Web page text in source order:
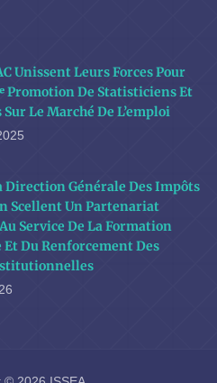
Unissent Leurs Forces Pour
Promotion De Statisticiens Et
Le Marché De L’emploi
Direction Générale Des Impôts
Scellent Un Partenariat
Service De La Formation
Et Du Renforcement Des